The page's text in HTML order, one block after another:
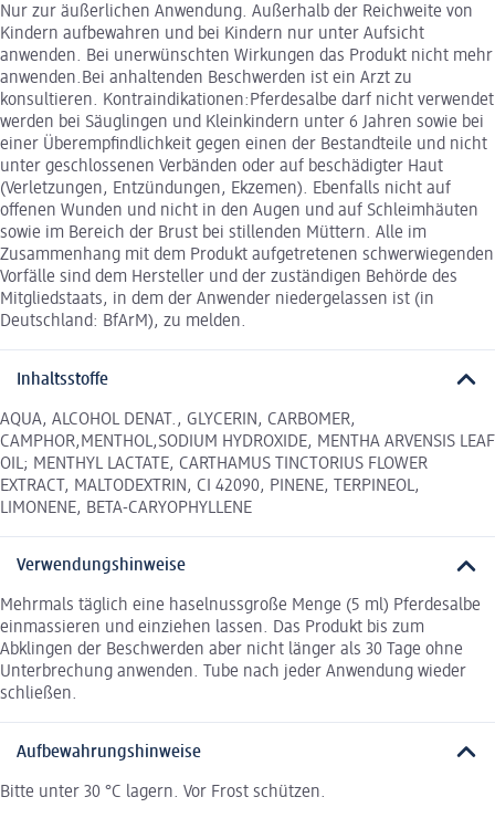
Nur zur äußerlichen Anwendung. Außerhalb der Reichweite von
Kindern aufbewahren und bei Kindern nur unter Aufsicht
anwenden. Bei unerwünschten Wirkungen das Produkt nicht mehr
anwenden.Bei anhaltenden Beschwerden ist ein Arzt zu
konsultieren. Kontraindikationen:Pferdesalbe darf nicht verwendet
werden bei Säuglingen und Kleinkindern unter 6 Jahren sowie bei
einer Überempfindlichkeit gegen einen der Bestandteile und nicht
unter geschlossenen Verbänden oder auf beschädigter Haut
(Verletzungen, Entzündungen, Ekzemen). Ebenfalls nicht auf
offenen Wunden und nicht in den Augen und auf Schleimhäuten
sowie im Bereich der Brust bei stillenden Müttern. Alle im
Zusammenhang mit dem Produkt aufgetretenen schwerwiegenden
Vorfälle sind dem Hersteller und der zuständigen Behörde des
Mitgliedstaats, in dem der Anwender niedergelassen ist (in
Deutschland: BfArM), zu melden.
Inhaltsstoffe
AQUA, ALCOHOL DENAT., GLYCERIN, CARBOMER,
CAMPHOR,MENTHOL,SODIUM HYDROXIDE, MENTHA ARVENSIS LEAF
OIL; MENTHYL LACTATE, CARTHAMUS TINCTORIUS FLOWER
EXTRACT, MALTODEXTRIN, CI 42090, PINENE, TERPINEOL,
LIMONENE, BETA-CARYOPHYLLENE
Verwendungshinweise
Mehrmals täglich eine haselnussgroße Menge (5 ml) Pferdesalbe
einmassieren und einziehen lassen. Das Produkt bis zum
Abklingen der Beschwerden aber nicht länger als 30 Tage ohne
Unterbrechung anwenden. Tube nach jeder Anwendung wieder
schließen.
Aufbewahrungshinweise
Bitte unter 30 °C lagern. Vor Frost schützen.